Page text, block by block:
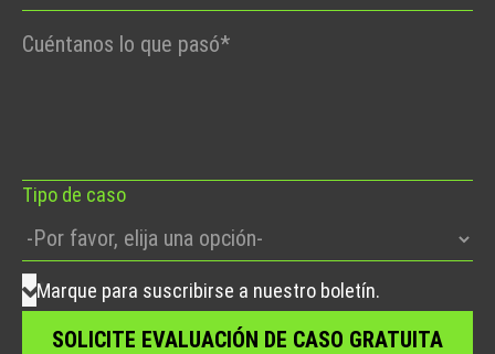
Por
Tipo de caso
Marque para suscribirse a nuestro boletín.